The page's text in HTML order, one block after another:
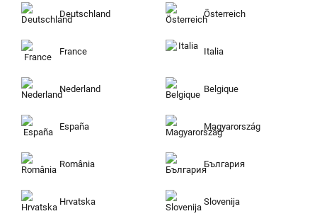
Deutschland Österreich
France Italia
Nederland Belgique
España Magyarország
România България
Hrvatska Slovenija